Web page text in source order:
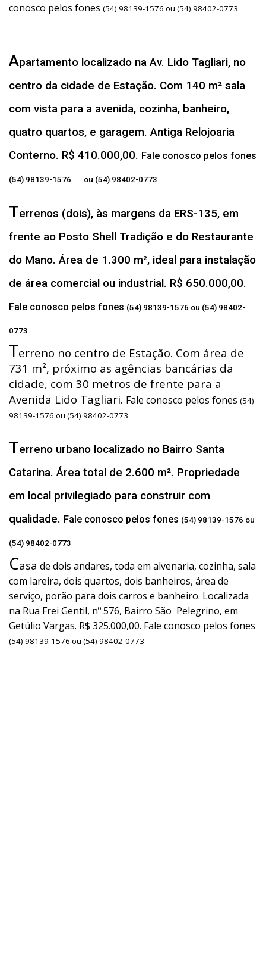
conosco pelos fones (54) 98139-1576 ou (54) 98402-0773
Apartamento localizado na Av. Lido Tagliari, no
centro da cidade de Estação. Com 140 m² sala
com vista para a avenida, cozinha, banheiro,
quatro quartos, e garagem. Antiga Relojoaria
Conterno. R$ 410.000,00. Fale conosco pelos fones
(54) 98139-1576 ou (54) 98402-0773
Terrenos (dois), às margens da ERS-135, em
frente ao Posto Shell Tradição e do Restaurante
do Mano. Área de 1.300 m², ideal para instalação
de área comercial ou industrial. R$ 650.000,00.
Fale conosco pelos fones (54) 98139-1576 ou (54) 98402-
0773
Terreno no centro de Estação. Com área de
731 m², próximo as agências bancárias da
cidade, com 30 metros de frente para a
Avenida Lido Tagliari. Fale conosco pelos fones (54)
98139-1576 ou (54) 98402-0773
Terreno urbano localizado no Bairro Santa
Catarina. Área total de 2.600 m². Propriedade
em local privilegiado para construir com
qualidade. Fale conosco pelos fones (54) 98139-1576 ou
(54) 98402-0773
Casa de dois andares, toda em alvenaria, cozinha, sala
com lareira, dois quartos, dois banheiros, área de
serviço, porão para dois carros e banheiro. Localizada
na Rua Frei Gentil, nº 576, Bairro São Pelegrino, em
Getúlio Vargas. R$ 325.000,00. Fale conosco pelos fones
(54) 98139-1576 ou (54) 98402-0773